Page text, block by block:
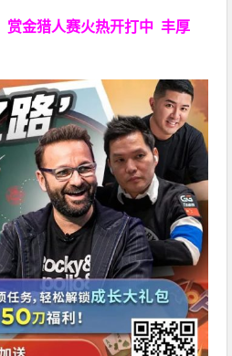
赏金猎人赛火热开打中 丰厚